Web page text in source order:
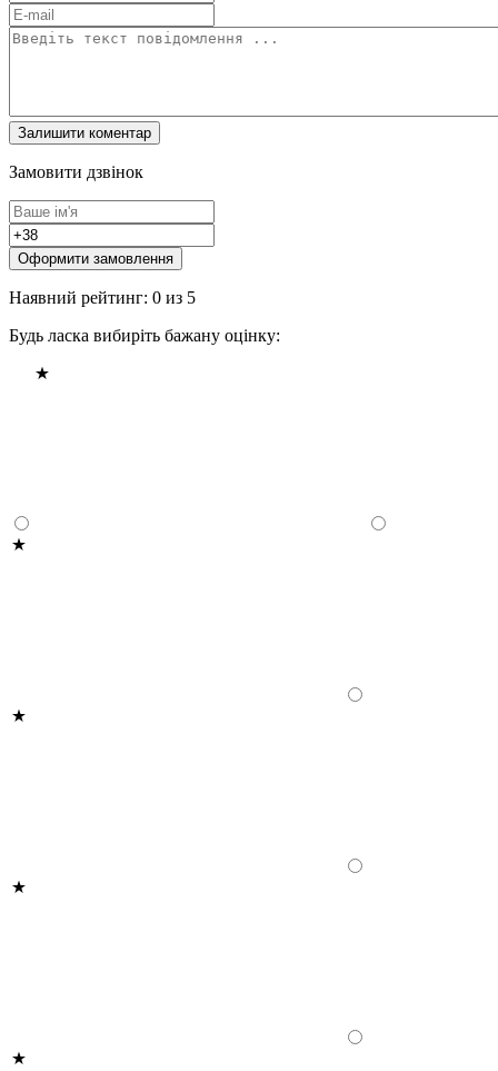
Замовити дзвінок
Оформити замовлення
Наявний рейтинг: 0 из 5
Будь ласка вибиріть бажану оцінку: